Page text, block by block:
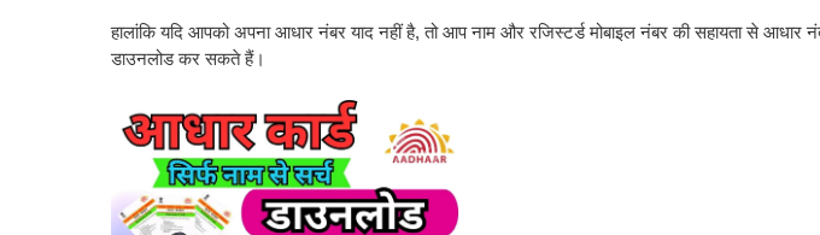
हालांकि यदि आपको अपना आधार नंबर याद नहीं है, तो आप नाम और रजिस्टर्ड मोबाइल नंबर की सहायता से आधार
डाउनलोड कर सकते हैं।